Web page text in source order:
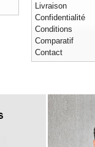
Livraison
Confidentialité
Conditions
Comparatif
Contact